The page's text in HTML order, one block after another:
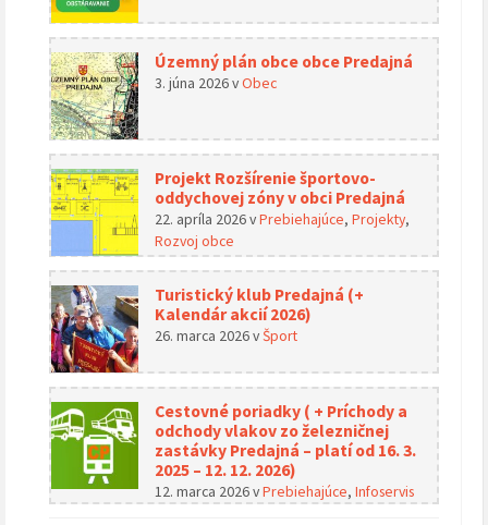
Územný plán obce obce Predajná
3. júna 2026vObec
Projekt Rozšírenie športovo-
oddychovej zóny v obci Predajná
22. apríla 2026vPrebiehajúce, Projekty,
Rozvoj obce
Turistický klub Predajná (+
Kalendár akcií 2026)
26. marca 2026vŠport
Cestovné poriadky ( + Príchody a
odchody vlakov zo železničnej
zastávky Predajná – platí od 16. 3.
2025 – 12. 12. 2026)
12. marca 2026vPrebiehajúce, Infoservis